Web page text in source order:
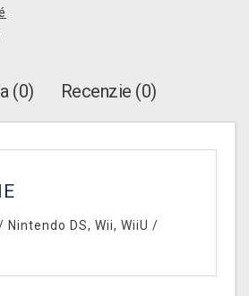
(0) Recenzie (0)
Nintendo DS, Wii, WiiU /